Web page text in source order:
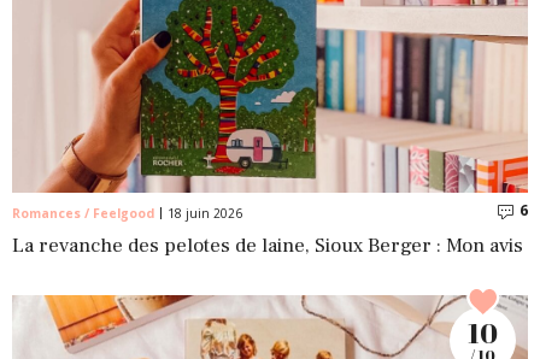
Romances / Feelgood 18 juin 2026 6
La revanche des pelotes de laine, Sioux Berger : Mon avis
10